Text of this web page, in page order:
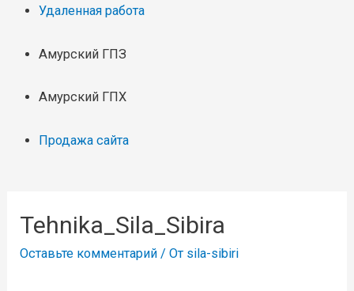
Удаленная работа
Амурский ГПЗ
Амурский ГПХ
Продажа сайта
Tehnika_Sila_Sibira
Оставьте комментарий / От sila-sibiri